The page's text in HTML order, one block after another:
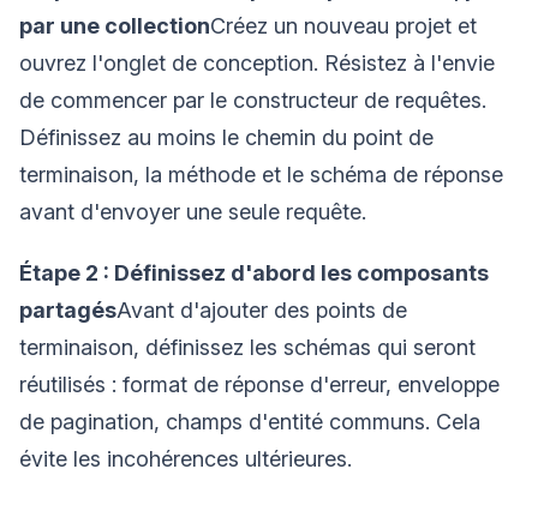
par une collectionCréez un nouveau projet et
ouvrez l'onglet de conception. Résistez à l'envie
de commencer par le constructeur de requêtes.
Définissez au moins le chemin du point de
terminaison, la méthode et le schéma de réponse
avant d'envoyer une seule requête.
Étape 2 : Définissez d'abord les composants
partagésAvant d'ajouter des points de
terminaison, définissez les schémas qui seront
réutilisés : format de réponse d'erreur, enveloppe
de pagination, champs d'entité communs. Cela
évite les incohérences ultérieures.